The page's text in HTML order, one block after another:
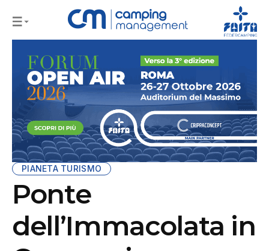
PIANETA TURISMO
Ponte
dell’Immacolata in